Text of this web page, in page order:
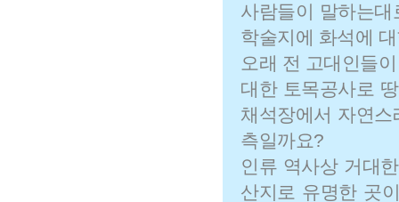
사람들이 말하는
학술지에 화석에
오래 전 고대인들
대한 토목공사로
채석장에서 자연
측일까요?
인류 역사상 거대
산지로 유명한 곳